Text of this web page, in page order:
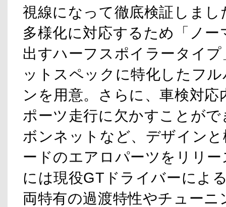
視線になって徹底検証しま
多様化に対応するため「ノ
出すハーフスポイラータイ
ットスペックに特化したフ
ンを用意。さらに、車検対
ポーツ走行に欠かすことが
ボンネットなど、デザイン
ードのエアロパーツをリリ
には現役GTドライバーによ
両特有の過渡特性やチュー